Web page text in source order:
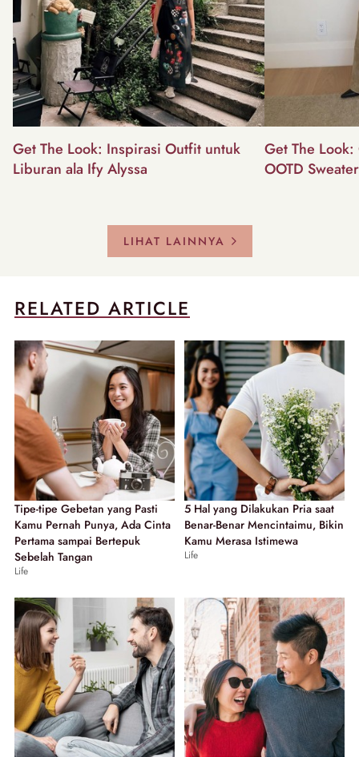
Get The Look: Inspirasi Outfit untuk
Liburan ala Ify Alyssa
Get The
OOTD
LIHAT LAINNYA
RELATED ARTICLE
Tipe-tipe Gebetan yang Pasti
Kamu Pernah Punya, Ada Cinta
Pertama sampai Bertepuk
Sebelah Tangan
Life
5 Hal yang Dilakukan Pria saat
Benar-Benar Mencintaimu, Bikin
Kamu Merasa Istimewa
Life